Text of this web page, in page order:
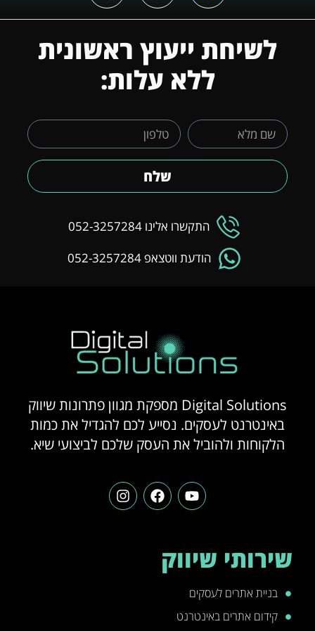
לשיחת ייעוץ ראשונית
ללא עלות:
שלח
התקשרו אלינו 052-3257284
הודעת ווטצאפ 052-3257284
Digital Solutions מספקת מגוון פתרונות שיווק
באינטרנט לעסקים. נסייע לכם להגדיל את כמות
הלקוחות ולהוביל את העסק שלכם לביצועי שיא.
שירותי שיווק
בניית אתרים לעסקים
קידום אתרים באינטרנט